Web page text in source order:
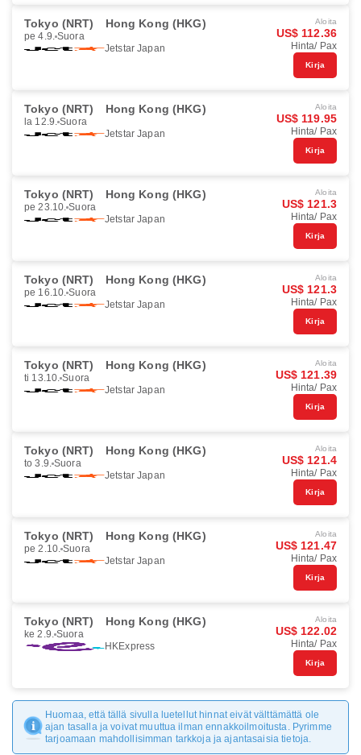
Tokyo (NRT) Hong Kong (HKG)
pe 4.9. Suora
Jetstar Japan
Aloita
US$ 112.36
Hinta/ Pax
Kirja
Tokyo (NRT) Hong Kong (HKG)
la 12.9. Suora
Jetstar Japan
Aloita
US$ 119.95
Hinta/ Pax
Kirja
Tokyo (NRT) Hong Kong (HKG)
pe 23.10. Suora
Jetstar Japan
Aloita
US$ 121.3
Hinta/ Pax
Kirja
Tokyo (NRT) Hong Kong (HKG)
pe 16.10. Suora
Jetstar Japan
Aloita
US$ 121.3
Hinta/ Pax
Kirja
Tokyo (NRT) Hong Kong (HKG)
ti 13.10. Suora
Jetstar Japan
Aloita
US$ 121.39
Hinta/ Pax
Kirja
Tokyo (NRT) Hong Kong (HKG)
to 3.9. Suora
Jetstar Japan
Aloita
US$ 121.4
Hinta/ Pax
Kirja
Tokyo (NRT) Hong Kong (HKG)
pe 2.10. Suora
Jetstar Japan
Aloita
US$ 121.47
Hinta/ Pax
Kirja
Tokyo (NRT) Hong Kong (HKG)
ke 2.9. Suora
HKExpress
Aloita
US$ 122.02
Hinta/ Pax
Kirja
Huomaa, että tällä sivulla luetellut hinnat eivät välttämättä ole
ajan tasalla ja voivat muuttua ilman ennakkoilmoitusta. Pyrimme
tarjoamaan mahdollisimman tarkkoja ja ajantasaisia tietoja.